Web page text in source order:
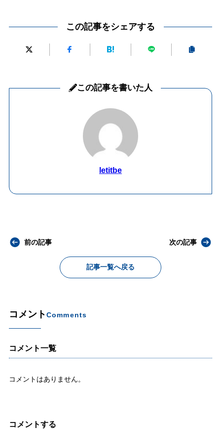
この記事をシェアする
この記事を書いた人
letitbe
前の記事
記事一覧へ戻る
次の記事
コメントComments
コメント一覧
コメントはありません。
コメントする